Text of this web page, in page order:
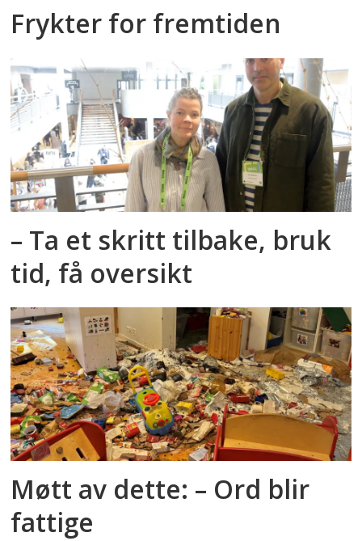
Frykter for fremtiden
– Ta et skritt tilbake, bruk
tid, få oversikt
Møtt av dette: – Ord blir
fattige